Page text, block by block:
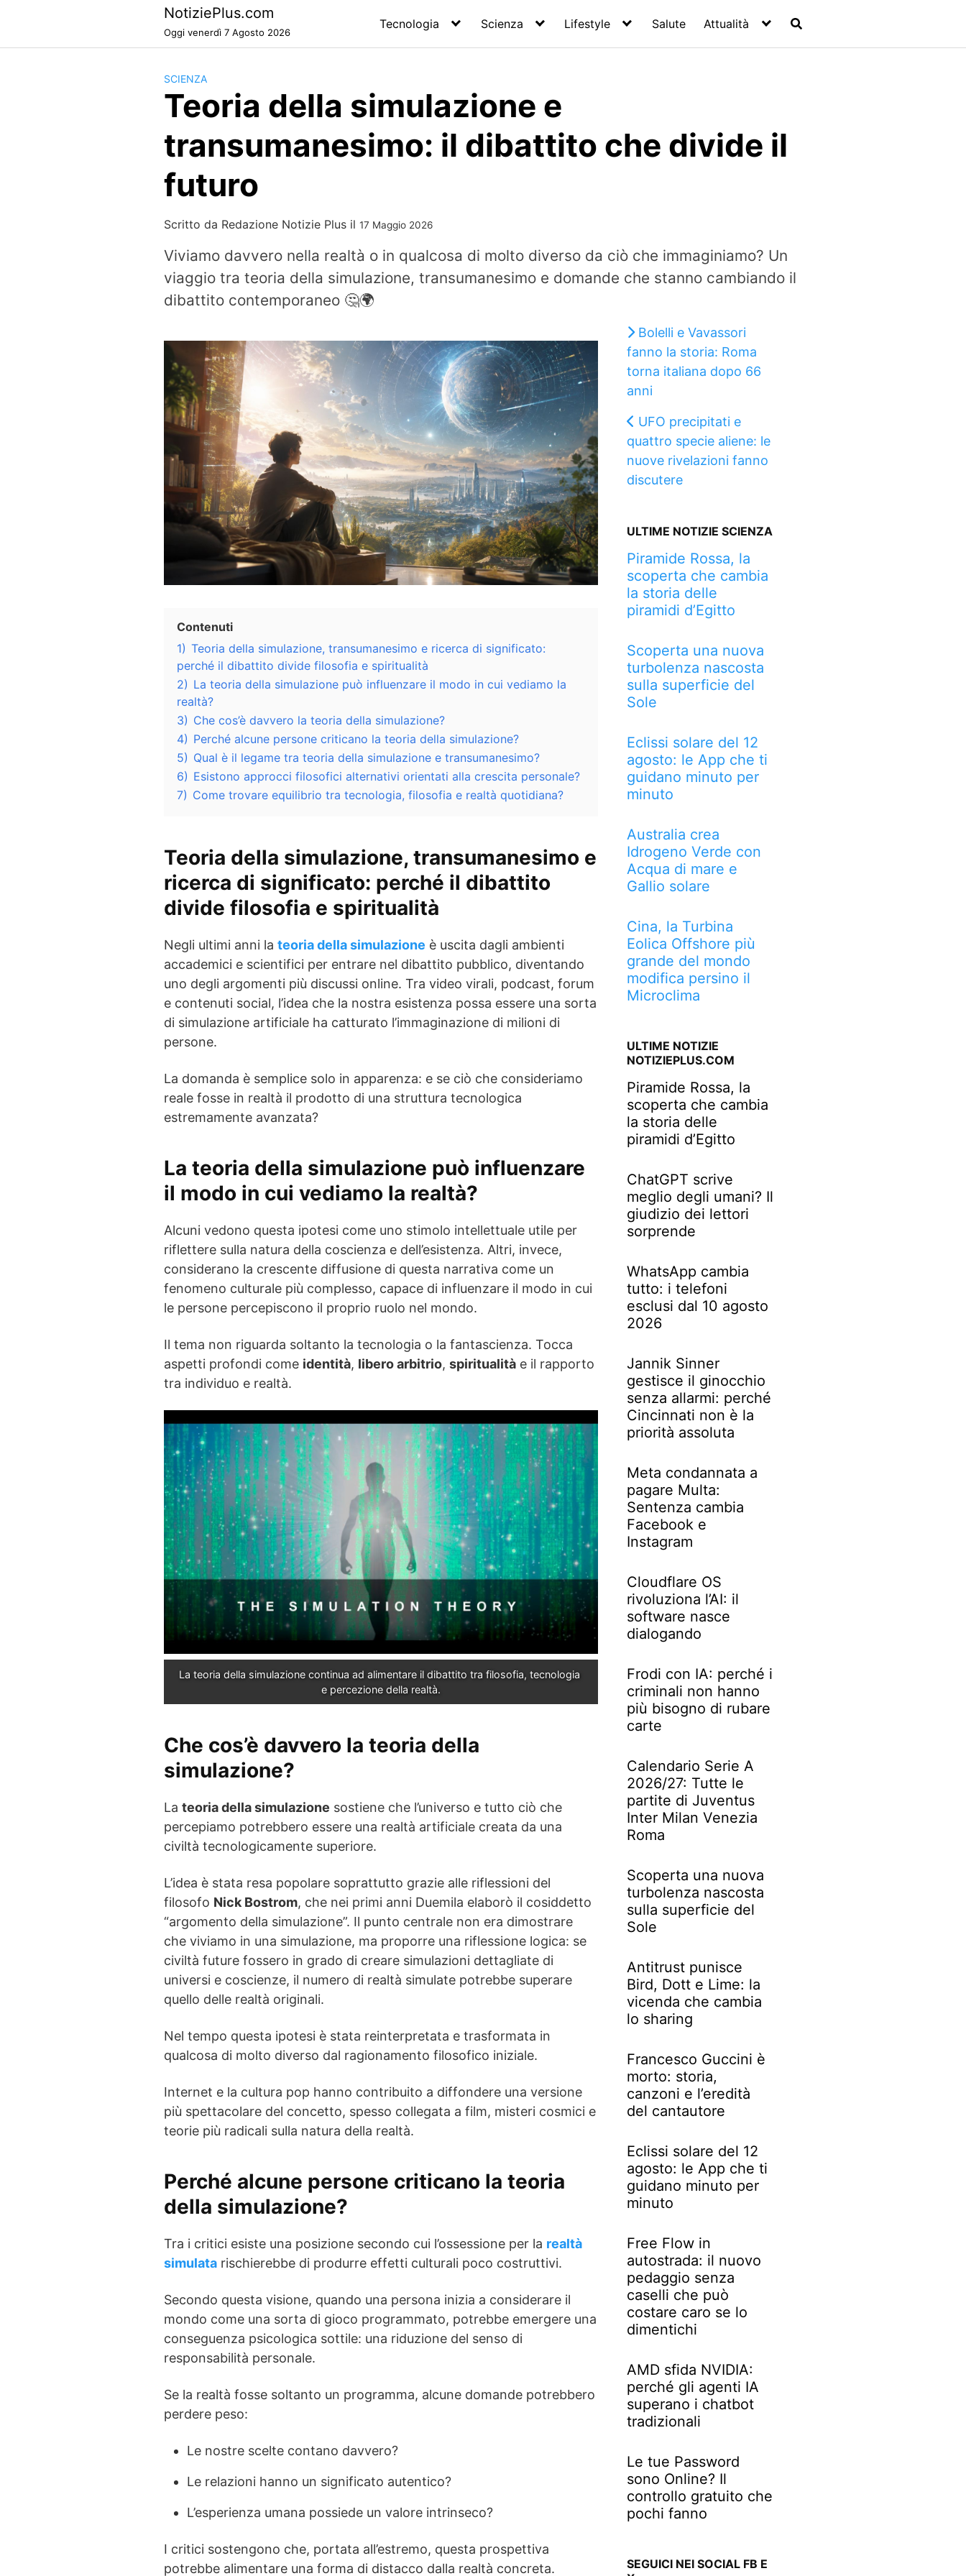
NotiziePlus.com
Oggi venerdì 7 Agosto 2026
Tecnologia Scienza Lifestyle Salute Attualità
SCIENZA
Teoria della simulazione e
transumanesimo: il dibattito che divide il
futuro
Scritto da Redazione Notizie Plus il 17 Maggio 2026
Viviamo davvero nella realtà o in qualcosa di molto diverso da ciò che immaginiamo? Un
viaggio tra teoria della simulazione, transumanesimo e domande che stanno cambiando il
dibattito contemporaneo 🤔🌍
Contenuti
1) Teoria della simulazione, transumanesimo e ricerca di significato:
perché il dibattito divide filosofia e spiritualità
2) La teoria della simulazione può influenzare il modo in cui vediamo la
realtà?
3) Che cos’è davvero la teoria della simulazione?
4) Perché alcune persone criticano la teoria della simulazione?
5) Qual è il legame tra teoria della simulazione e transumanesimo?
6) Esistono approcci filosofici alternativi orientati alla crescita personale?
7) Come trovare equilibrio tra tecnologia, filosofia e realtà quotidiana?
Teoria della simulazione, transumanesimo e
ricerca di significato: perché il dibattito
divide filosofia e spiritualità
Negli ultimi anni la teoria della simulazione è uscita dagli ambienti
accademici e scientifici per entrare nel dibattito pubblico, diventando
uno degli argomenti più discussi online. Tra video virali, podcast, forum
e contenuti social, l’idea che la nostra esistenza possa essere una sorta
di simulazione artificiale ha catturato l’immaginazione di milioni di
persone.
La domanda è semplice solo in apparenza: e se ciò che consideriamo
reale fosse in realtà il prodotto di una struttura tecnologica
estremamente avanzata?
La teoria della simulazione può influenzare
il modo in cui vediamo la realtà?
Alcuni vedono questa ipotesi come uno stimolo intellettuale utile per
riflettere sulla natura della coscienza e dell’esistenza. Altri, invece,
considerano la crescente diffusione di questa narrativa come un
fenomeno culturale più complesso, capace di influenzare il modo in cui
le persone percepiscono il proprio ruolo nel mondo.
Il tema non riguarda soltanto la tecnologia o la fantascienza. Tocca
aspetti profondi come identità, libero arbitrio, spiritualità e il rapporto
tra individuo e realtà.
La teoria della simulazione continua ad alimentare il dibattito tra filosofia, tecnologia
e percezione della realtà.
Che cos’è davvero la teoria della
simulazione?
La teoria della simulazione sostiene che l’universo e tutto ciò che
percepiamo potrebbero essere una realtà artificiale creata da una
civiltà tecnologicamente superiore.
L’idea è stata resa popolare soprattutto grazie alle riflessioni del
filosofo Nick Bostrom, che nei primi anni Duemila elaborò il cosiddetto
“argomento della simulazione”. Il punto centrale non era dimostrare
che viviamo in una simulazione, ma proporre una riflessione logica: se
civiltà future fossero in grado di creare simulazioni dettagliate di
universi e coscienze, il numero di realtà simulate potrebbe superare
quello delle realtà originali.
Nel tempo questa ipotesi è stata reinterpretata e trasformata in
qualcosa di molto diverso dal ragionamento filosofico iniziale.
Internet e la cultura pop hanno contribuito a diffondere una versione
più spettacolare del concetto, spesso collegata a film, misteri cosmici e
teorie più radicali sulla natura della realtà.
Perché alcune persone criticano la teoria
della simulazione?
Tra i critici esiste una posizione secondo cui l’ossessione per la realtà
simulata rischierebbe di produrre effetti culturali poco costruttivi.
Secondo questa visione, quando una persona inizia a considerare il
mondo come una sorta di gioco programmato, potrebbe emergere una
conseguenza psicologica sottile: una riduzione del senso di
responsabilità personale.
Se la realtà fosse soltanto un programma, alcune domande potrebbero
perdere peso:
Le nostre scelte contano davvero?
Le relazioni hanno un significato autentico?
L’esperienza umana possiede un valore intrinseco?
I critici sostengono che, portata all’estremo, questa prospettiva
potrebbe alimentare una forma di distacco dalla realtà concreta.
Bolelli e Vavassori
fanno la storia: Roma
torna italiana dopo 66
anni
UFO precipitati e
quattro specie aliene: le
nuove rivelazioni fanno
discutere
ULTIME NOTIZIE SCIENZA
Piramide Rossa, la
scoperta che cambia
la storia delle
piramidi d’Egitto
Scoperta una nuova
turbolenza nascosta
sulla superficie del
Sole
Eclissi solare del 12
agosto: le App che ti
guidano minuto per
minuto
Australia crea
Idrogeno Verde con
Acqua di mare e
Gallio solare
Cina, la Turbina
Eolica Offshore più
grande del mondo
modifica persino il
Microclima
ULTIME NOTIZIE
NOTIZIEPLUS.COM
Piramide Rossa, la
scoperta che cambia
la storia delle
piramidi d’Egitto
ChatGPT scrive
meglio degli umani? Il
giudizio dei lettori
sorprende
WhatsApp cambia
tutto: i telefoni
esclusi dal 10 agosto
2026
Jannik Sinner
gestisce il ginocchio
senza allarmi: perché
Cincinnati non è la
priorità assoluta
Meta condannata a
pagare Multa:
Sentenza cambia
Facebook e
Instagram
Cloudflare OS
rivoluziona l’AI: il
software nasce
dialogando
Frodi con IA: perché i
criminali non hanno
più bisogno di rubare
carte
Calendario Serie A
2026/27: Tutte le
partite di Juventus
Inter Milan Venezia
Roma
Scoperta una nuova
turbolenza nascosta
sulla superficie del
Sole
Antitrust punisce
Bird, Dott e Lime: la
vicenda che cambia
lo sharing
Francesco Guccini è
morto: storia,
canzoni e l’eredità
del cantautore
Eclissi solare del 12
agosto: le App che ti
guidano minuto per
minuto
Free Flow in
autostrada: il nuovo
pedaggio senza
caselli che può
costare caro se lo
dimentichi
AMD sfida NVIDIA:
perché gli agenti IA
superano i chatbot
tradizionali
Le tue Password
sono Online? Il
controllo gratuito che
pochi fanno
SEGUICI NEI SOCIAL FB E